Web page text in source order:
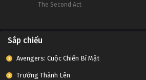
The Second Act
Sắp chiếu
Avengers: Cuộc Chiến Bí Mật
Trưởng Thành Lên